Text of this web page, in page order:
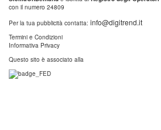
con il numero 24809
Per la tua pubblicità contatta: info@digitrend.it
Termini e Condizioni
Informativa Privacy
Questo sito è associato alla